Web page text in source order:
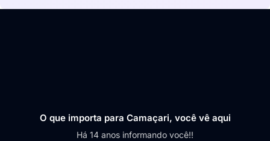
O que importa para Camaçari, você vê aqui
Há 14 anos informando você!!